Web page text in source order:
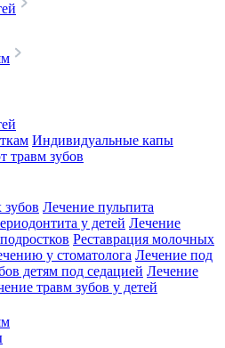
Индивидуальные капы
травм зубов
Лечение пульпита
у детей Лечение
Реставрация молочных
у стоматолога Лечение под
детям под седацией Лечение
травм зубов у детей